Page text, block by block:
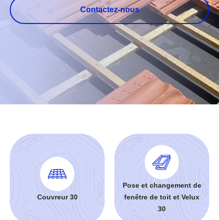
Contactez-nous
Couvreur 30
Pose et changement de
fenêtre de toit et Velux
30